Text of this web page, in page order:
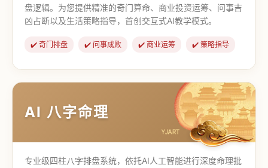
盘逻辑。为您提供精准的奇门算命、商业投资运筹、问事吉
凶占断以及生活策略指导，首创交互式AI教学模式。
✔️ 奇门排盘 ✔️ 问事成败 ✔️ 商业运筹 ✔️ 策略指导
【道家奇门】 【传统奇门】
AI 八字命理
专业级四柱八字排盘系统，依托AI人工智能进行深度命理批